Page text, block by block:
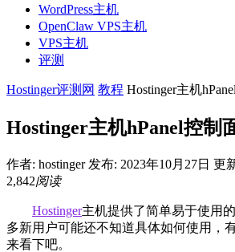
WordPress主机
OpenClaw VPS主机
VPS主机
评测
Hostinger评测网 教程 Hostinger主机
Hostinger主机hPanel控制
作者: hostinger 发布: 2023年10月27日 更
2,842阅读
Hostinger主机提供了简单易于使用
多新用户可能还不知道具体如何使用，
来看下吧。